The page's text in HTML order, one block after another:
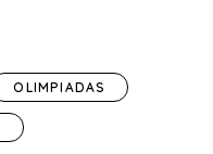
OLIMPIADAS